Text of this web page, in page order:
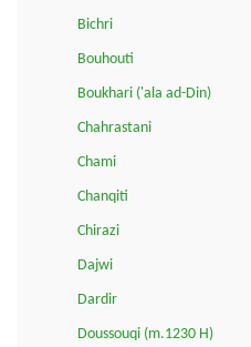
Bichri
Bouhouti
Boukhari ('ala ad-Din)
Chahrastani
Chami
Chanqiti
Chirazi
Dajwi
Dardir
Doussouqi (m.1230 H)